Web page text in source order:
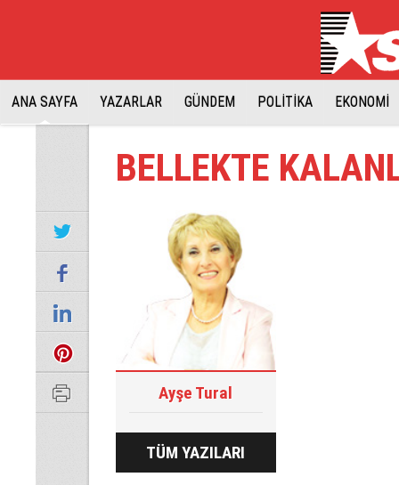
ANA SAYFA YAZARLAR GÜNDEM POLİTİKA EKONOMİ
BELLEKTE
Ayşe Tural
TÜM YAZILARI